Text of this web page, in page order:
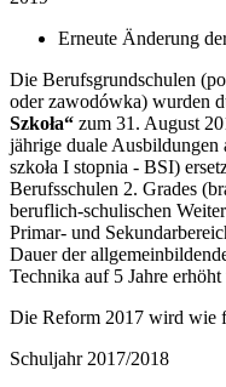
Erneute Änderung
Die Berufsgrundschulen
oder zawodówka) wurden
Szkoła“ zum 31. August
jährige duale Ausbildungen
szkoła I stopnia - BSI)
Berufsschulen 2. Grades
beruflich-schulischen
Primar- und
Dauer der
Technika auf 5 Jahre
Die Reform 2017 wird wie
Schuljahr 2017/2018